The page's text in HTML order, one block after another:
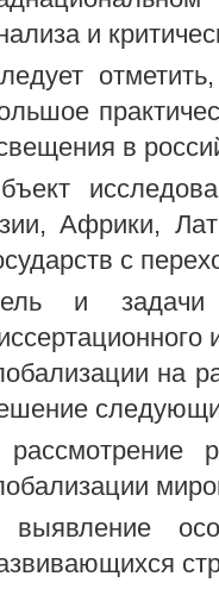
и
в
Африки,
с
и задачи
на
рассмотрение
выявление